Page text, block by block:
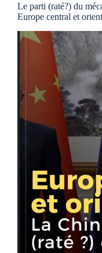
Le parti (raté?) du
Europe central et